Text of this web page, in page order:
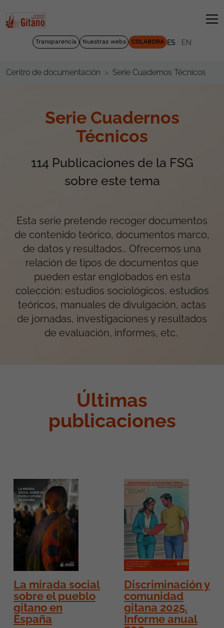
Transparencia Nuestras webs COLABORA ES EN
Centro de documentación Serie Cuadernos Técnicos
Serie Cuadernos
Técnicos
114 Publicaciones de la FSG
sobre este tema
Esta serie pretende recoger documentos
de contenido teórico, documentos marco,
de datos y resultados… Ofrecemos una
relación de tipos de documentos que
pueden estar englobados en esta
colección: estudios sociológicos, estudios
teóricos, manuales de divulgación, actas
de jornadas, investigaciones y resultados
de evaluación, informes, etc.
Últimas
publicaciones
La mirada social
sobre el pueblo
gitano en
España
Discriminación y
comunidad
gitana 2025.
Informe anual